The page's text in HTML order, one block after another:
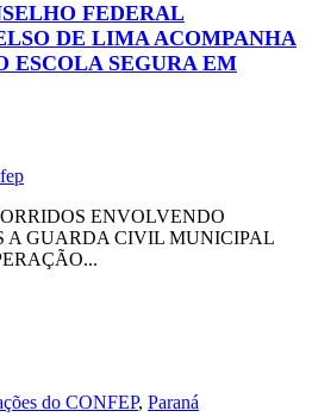
FEDERAL
DE LIMA ACOMPANHA
ESCOLA SEGURA EM
ENVOLVENDO
A GUARDA CIVIL MUNICIPAL
do CONFEP, Paraná